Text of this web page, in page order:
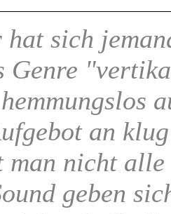
sich
Genre
an
man nicht alle
geben